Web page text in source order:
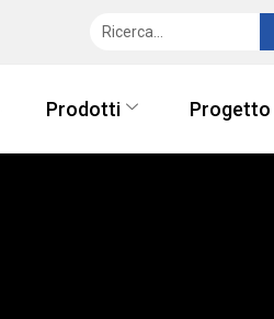
Prodotti Progetto